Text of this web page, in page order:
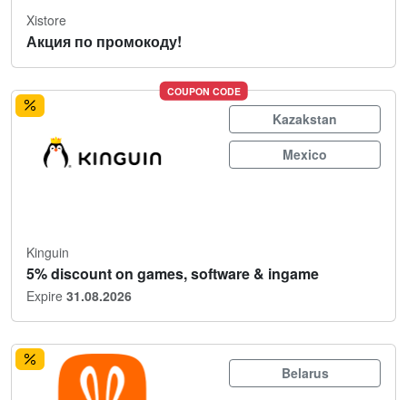
Xistore
Акция по промокоду!
COUPON CODE
Kazakstan
Mexico
Kinguin
5% discount on games, software & ingame
Expire 31.08.2026
Belarus